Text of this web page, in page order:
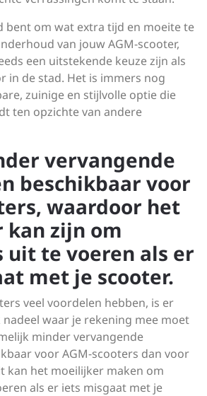
bent om wat extra tijd en moeite te
van jouw AGM-scooter,
een uitstekende keuze zijn als
in de stad. Het is immers nog
zuinige en stijlvolle optie die
ten opzichte van andere
vervangende
beschikbaar voor
waardoor het
zijn om
uit te voeren als er
met je scooter.
veel voordelen hebben, is er
waar je rekening mee moet
minder vervangende
voor AGM-scooters dan voor
kan het moeilijker maken om
als er iets misgaat met je